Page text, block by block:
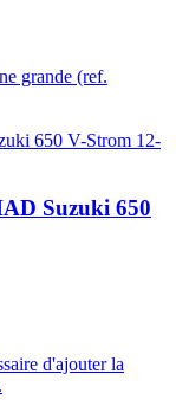
grande (ref.
Suzuki 650
d'ajouter la